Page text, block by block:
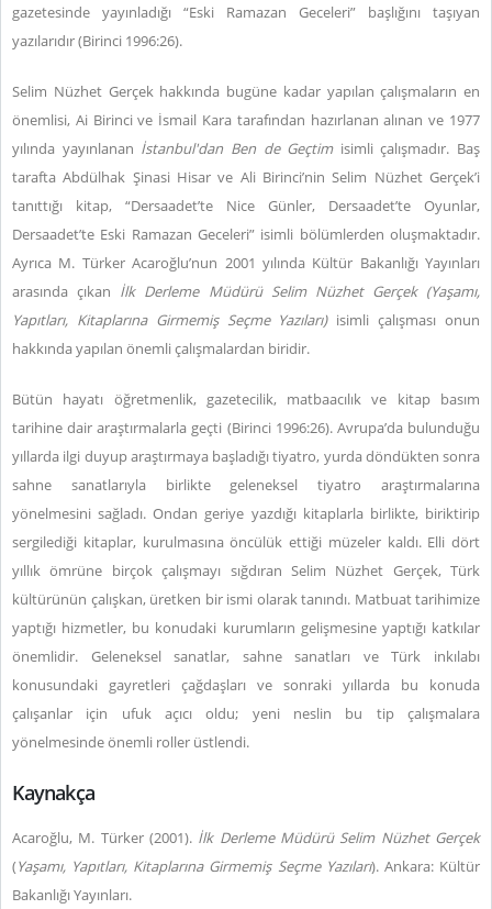
gazetesinde yayınladığı “Eski Ramazan Geceleri” başlığını taşıyan
yazılarıdır (Birinci 1996:26).
Selim Nüzhet Gerçek hakkında bugüne kadar yapılan çalışmaların en
önemlisi, Ai Birinci ve İsmail Kara tarafından hazırlanan alınan ve 1977
yılında yayınlanan İstanbul'dan Ben de Geçtimisimli çalışmadır. Baş
tarafta Abdülhak Şinasi Hisar ve Ali Birinci’nin Selim Nüzhet Gerçek’i
tanıttığı kitap, “Dersaadet’te Nice Günler, Dersaadet’te Oyunlar,
Dersaadet’te Eski Ramazan Geceleri” isimli bölümlerden oluşmaktadır.
Ayrıca M. Türker Acaroğlu’nun 2001 yılında Kültür Bakanlığı Yayınları
arasında çıkan İlk Derleme Müdürü Selim Nüzhet Gerçek (Yaşamı,
Yapıtları, Kitaplarına Girmemiş Seçme Yazıları)isimli çalışması onun
hakkında yapılan önemli çalışmalardan biridir.
Bütün hayatı öğretmenlik, gazetecilik, matbaacılık ve kitap basım
tarihine dair araştırmalarla geçti (Birinci 1996:26). Avrupa’da bulunduğu
yıllarda ilgi duyup araştırmaya başladığı tiyatro, yurda döndükten sonra
sahne sanatlarıyla birlikte geleneksel tiyatro araştırmalarına
yönelmesini sağladı. Ondan geriye yazdığı kitaplarla birlikte, biriktirip
sergilediği kitaplar, kurulmasına öncülük ettiği müzeler kaldı. Elli dört
yıllık ömrüne birçok çalışmayı sığdıran Selim Nüzhet Gerçek, Türk
kültürünün çalışkan, üretken bir ismi olarak tanındı. Matbuat tarihimize
yaptığı hizmetler, bu konudaki kurumların gelişmesine yaptığı katkılar
önemlidir. Geleneksel sanatlar, sahne sanatları ve Türk inkılabı
konusundaki gayretleri çağdaşları ve sonraki yıllarda bu konuda
çalışanlar için ufuk açıcı oldu; yeni neslin bu tip çalışmalara
yönelmesinde önemli roller üstlendi.
Kaynakça
Acaroğlu, M. Türker (2001). İlk Derleme Müdürü Selim Nüzhet Gerçek
(Yaşamı, Yapıtları, Kitaplarına Girmemiş Seçme Yazıları). Ankara: Kültür
Bakanlığı Yayınları.